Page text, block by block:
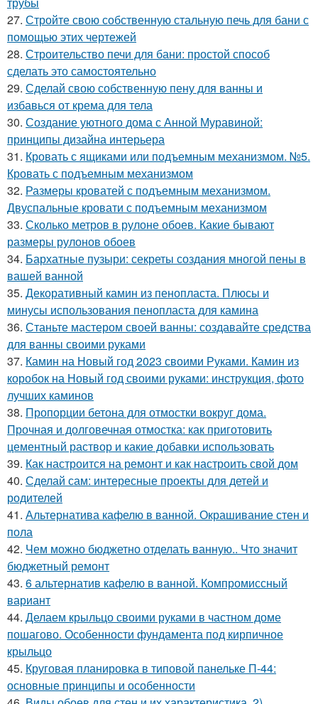
27. Стройте свою собственную стальную печь для бани с
помощью этих чертежей
28. Строительство печи для бани: простой способ
сделать это самостоятельно
29. Сделай свою собственную пену для ванны и
избавься от крема для тела
30. Создание уютного дома с Анной Муравиной:
принципы дизайна интерьера
31. Кровать с ящиками или подъемным механизмом. №5.
Кровать с подъемным механизмом
32. Размеры кроватей с подъемным механизмом.
Двуспальные кровати с подъемным механизмом
33. Сколько метров в рулоне обоев. Какие бывают
размеры рулонов обоев
34. Бархатные пузыри: секреты создания многой пены в
вашей ванной
35. Декоративный камин из пенопласта. Плюсы и
минусы использования пенопласта для камина
36. Станьте мастером своей ванны: создавайте средства
для ванны своими руками
37. Камин на Новый год 2023 своими Руками. Камин из
коробок на Новый год своими руками: инструкция, фото
лучших каминов
38. Пропорции бетона для отмостки вокруг дома.
Прочная и долговечная отмостка: как приготовить
цементный раствор и какие добавки использовать
39. Как настроится на ремонт и как настроить свой дом
40. Сделай сам: интересные проекты для детей и
родителей
41. Альтернатива кафелю в ванной. Окрашивание стен и
пола
42. Чем можно бюджетно отделать ванную.. Что значит
бюджетный ремонт
43. 6 альтернатив кафелю в ванной. Компромиссный
вариант
44. Делаем крыльцо своими руками в частном доме
пошагово. Особенности фундамента под кирпичное
крыльцо
45. Круговая планировка в типовой панельке П-44:
основные принципы и особенности